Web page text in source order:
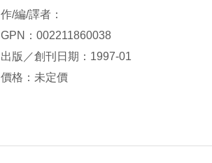
作/編/譯者：
GPN：002211860038
出版／創刊日期：1997-01
價格：未定價